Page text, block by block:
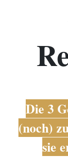
Die 3
(noch)
sie